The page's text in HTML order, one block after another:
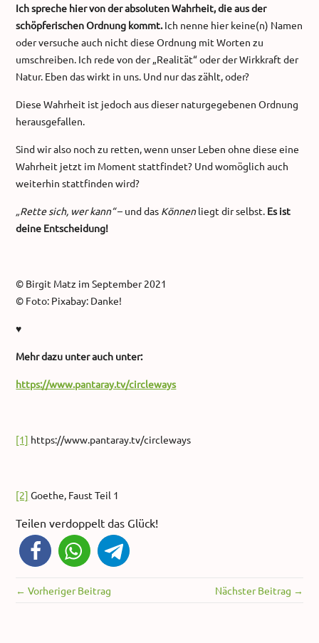
Ich spreche hier von der absoluten Wahrheit, die aus der
schöpferischen Ordnung kommt.Ich nenne hier keine(n) Namen
oder versuche auch nicht diese Ordnung mit Worten zu
umschreiben. Ich rede von der „Realität“ oder der Wirkkraft der
Natur. Eben das wirkt in uns. Und nur das zählt, oder?
Diese Wahrheit ist jedoch aus dieser naturgegebenen Ordnung
herausgefallen.
Sind wir also noch zu retten, wenn unser Leben ohne diese eine
Wahrheit jetzt im Moment stattfindet? Und womöglich auch
weiterhin stattfinden wird?
„Rette sich, wer kann“– und das Könnenliegt dir selbst. Es ist
deine Entscheidung!
© Birgit Matz im September 2021
© Foto: Pixabay: Danke!
♥
Mehr dazu unter auch unter:
https://www.pantaray.tv/circleways
[1] https://www.pantaray.tv/circleways
[2] Goethe, Faust Teil 1
Teilen verdoppelt das Glück!
← Vorheriger Beitrag Nächster Beitrag →